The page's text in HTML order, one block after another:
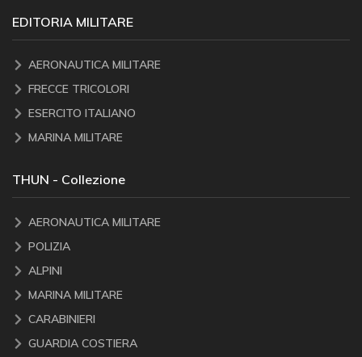
EDITORIA MILITARE
AERONAUTICA MILITARE
FRECCE TRICOLORI
ESERCITO ITALIANO
MARINA MILITARE
THUN - Collezione
AERONAUTICA MILITARE
POLIZIA
ALPINI
MARINA MILITARE
CARABINIERI
GUARDIA COSTIERA